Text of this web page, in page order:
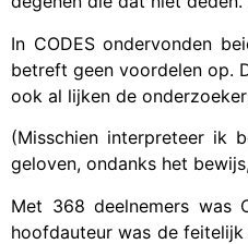
In CODES ondervonden
betreft geen voordelen op.
ook al lijken de
(Misschien interpreteer ik
geloven, ondanks het
Met 368 deelnemers was
hoofdauteur was de